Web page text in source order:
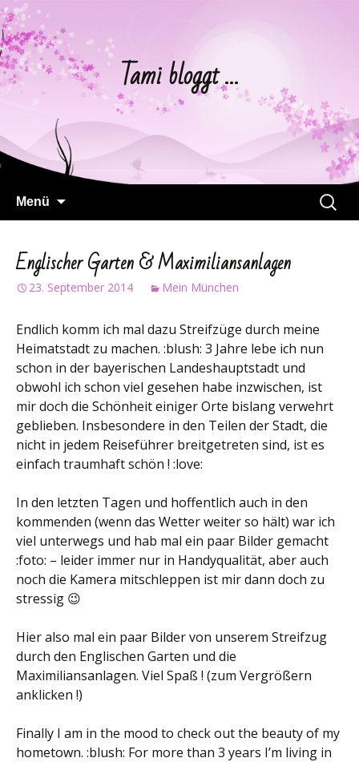
Tami bloggt …
Menü
Suchen
nach:
Englischer Garten & Maximiliansanlagen
23. September 2014 Mein München
Endlich komm ich mal dazu Streifzüge durch meine
Heimatstadt zu machen. :blush: 3 Jahre lebe ich nun
schon in der bayerischen Landeshauptstadt und
obwohl ich schon viel gesehen habe inzwischen, ist
mir doch die Schönheit einiger Orte bislang verwehrt
geblieben. Insbesondere in den Teilen der Stadt, die
nicht in jedem Reiseführer breitgetreten sind, ist es
einfach traumhaft schön ! :love:
In den letzten Tagen und hoffentlich auch in den
kommenden (wenn das Wetter weiter so hält) war ich
viel unterwegs und hab mal ein paar Bilder gemacht
:foto: – leider immer nur in Handyqualität, aber auch
noch die Kamera mitschleppen ist mir dann doch zu
stressig 😉
Hier also mal ein paar Bilder von unserem Streifzug
durch den Englischen Garten und die
Maximiliansanlagen. Viel Spaß ! (zum Vergrößern
anklicken !)
Finally I am in the mood to check out the beauty of my
hometown. :blush: For more than 3 years I’m living in